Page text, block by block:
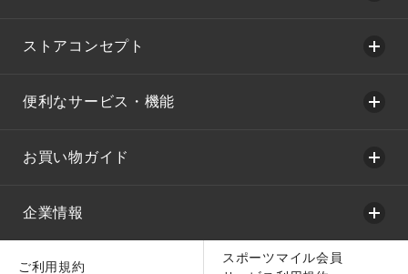
ストアコンセプト
便利なサービス・機能
お買い物ガイド
企業情報
ご利用規約
スポーツマイル会員